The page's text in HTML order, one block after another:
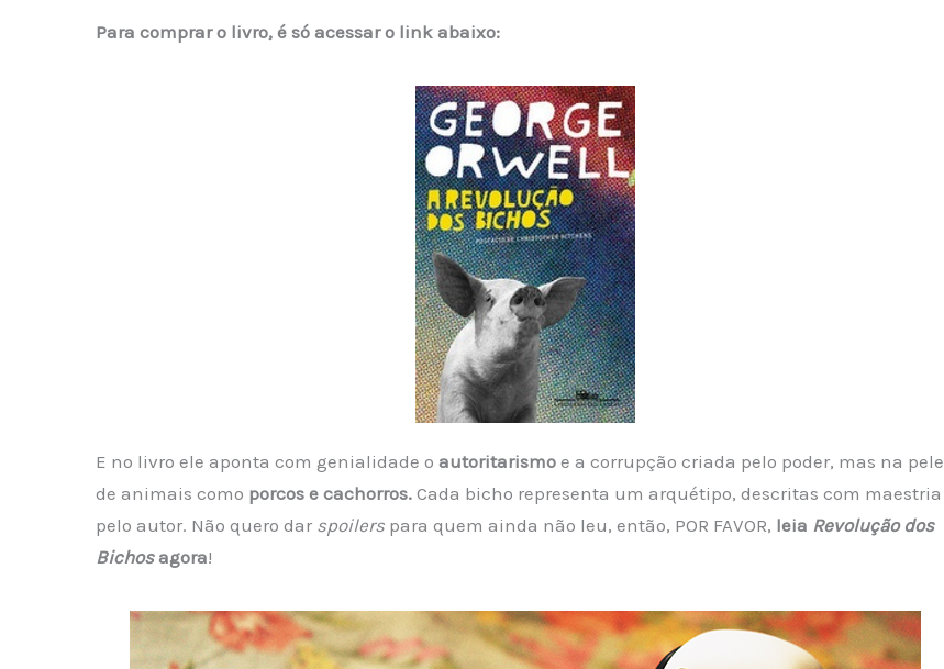
Para comprar o livro, é só acessar o link abaixo:
E no livro ele aponta com genialidade o autoritarismoe a corrupção criada pelo poder, mas na pele
de animais como porcos e cachorros.Cada bicho representa um arquétipo, descritas com maestria
pelo autor. Não quero dar spoilerspara quem ainda não leu, então, POR FAVOR, leia Revolução dos
Bichosagora!